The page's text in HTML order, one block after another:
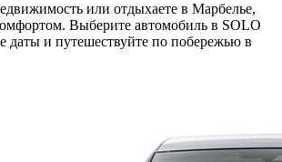
или отдыхаете в Марбелье,
Выберите автомобиль в SOLO
даты и путешествуйте по побережью в